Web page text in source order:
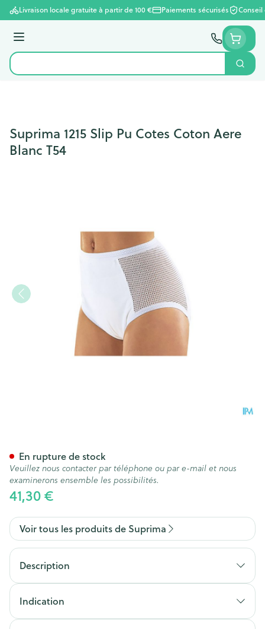
Aller au contenu
Livraison locale gratuite à partir de 100 € Paiements sécurisés
Menu
Rechercher
Suprima 1215 Slip Pu Cotes Coton Aere
Blanc T54
41,30 €
En rupture de stock
Veuillez nous contacter par téléphone ou par e-mail et nous
examinerons ensemble les possibilités.
Voir tous les produits de Suprima
Description
Indication